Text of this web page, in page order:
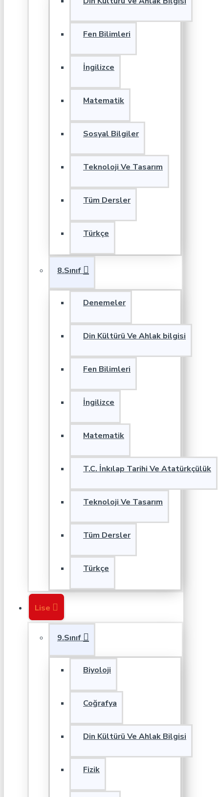
Fen Bilimleri
İngilizce
Matematik
Sosyal Bilgiler
Teknoloji Ve Tasarım
Tüm Dersler
Türkçe
8.Sınıf
Denemeler
Din Kültürü Ve Ahlak bilgisi
Fen Bilimleri
İngilizce
Matematik
T.C. İnkılap Tarihi Ve Atatürkçülük
Teknoloji Ve Tasarım
Tüm Dersler
Türkçe
Lise
9.Sınıf
Biyoloji
Coğrafya
Din Kültürü Ve Ahlak Bilgisi
Fizik